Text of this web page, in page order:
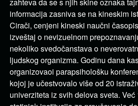
informacija zasniva se na kineskim
Cirači, cenjeni kineski naučni
izveštaj o nevizuelnom
nekoliko svedočanstava o
ljudskog organizma. Godinu dana
organizovaoi parapsihološku
kojoj je učestvovalo više od 20
univerziteta iz svih delova sveta.